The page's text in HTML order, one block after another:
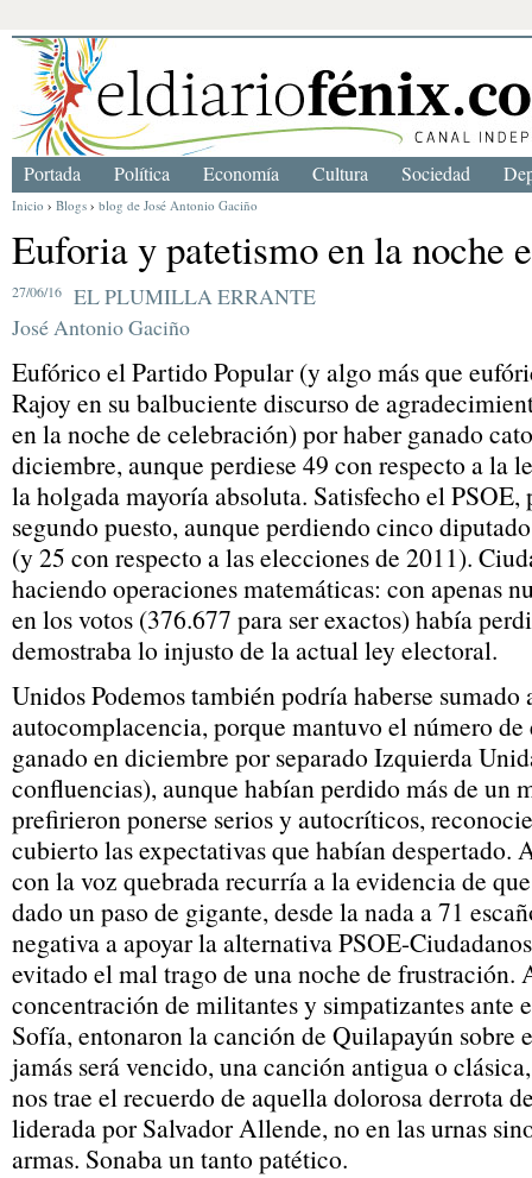
Inicio › Blogs › blog de José Antonio Gaciño
Euforia y patetismo en la noche
27/06/16
EL PLUMILLA ERRANTE
José Antonio Gaciño
Eufórico el Partido Popular (y algo más que
Rajoy en su balbuciente discurso de
en la noche de celebración) por haber ganado
diciembre, aunque perdiese 49 con respecto a la
la holgada mayoría absoluta. Satisfecho el
segundo puesto, aunque perdiendo cinco
(y 25 con respecto a las elecciones de 2011).
haciendo operaciones matemáticas: con apenas
en los votos (376.677 para ser exactos) había
demostraba lo injusto de la actual ley electoral.
Unidos Podemos también podría haberse sumado
autocomplacencia, porque mantuvo el número de
ganado en diciembre por separado Izquierda
confluencias), aunque habían perdido más de un
prefirieron ponerse serios y autocríticos,
cubierto las expectativas que habían despertado.
con la voz quebrada recurría a la evidencia de
dado un paso de gigante, desde la nada a 71
negativa a apoyar la alternativa PSOE-
evitado el mal trago de una noche de frustración.
concentración de militantes y simpatizantes ante
Sofía, entonaron la canción de Quilapayún sobre
jamás será vencido, una canción antigua o
nos trae el recuerdo de aquella dolorosa derrota
liderada por Salvador Allende, no en las urnas
armas. Sonaba un tanto patético.
Portada Política Economía Cultura Sociedad